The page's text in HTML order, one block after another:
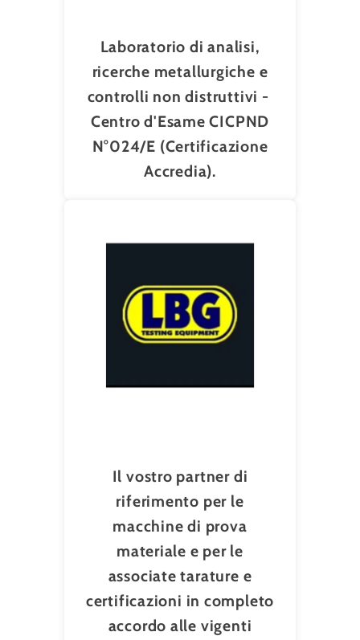
Laboratorio di analisi,
ricerche metallurgiche e
controlli non distruttivi -
Centro d'Esame CICPND
N°024/E (Certificazione
Accredia).
Il vostro partner di
riferimento per le
macchine di prova
materiale e per le
associate tarature e
certificazioni in completo
accordo alle vigenti